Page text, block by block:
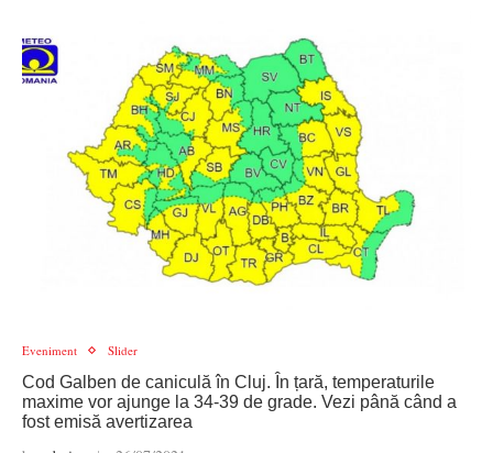
Eveniment Slider
Cod Galben de caniculă în Cluj. În țară, temperaturile
maxime vor ajunge la 34-39 de grade. Vezi până când a
fost emisă avertizarea